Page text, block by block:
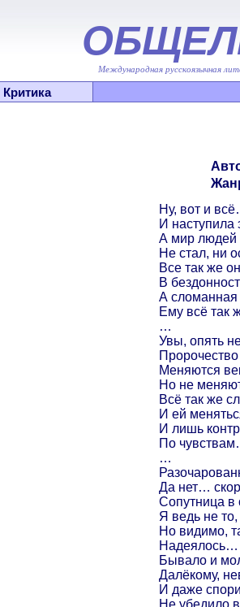
Международная русскоязычная
Критика
Ну, вот и
И наступила
А мир людей
Не стал, ни
Все так же
В
А сломанная
Ему всё так
…
Увы, опять
Меняются
Но не
Всё так же
И ей
И лишь
По
…
Да нет…
Сопутница в
Я ведь не
Но видимо,
Надеялось…
Бывало и
Далёкому,
И даже
Не убедило